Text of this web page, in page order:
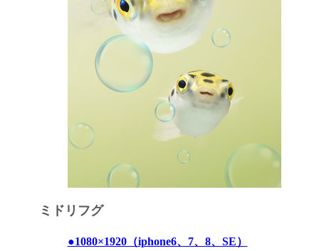
ミドリフグ
●1080×1920（iphone6、7、8、SE）